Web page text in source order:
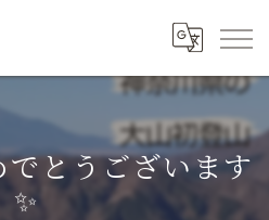
とうございます
✨